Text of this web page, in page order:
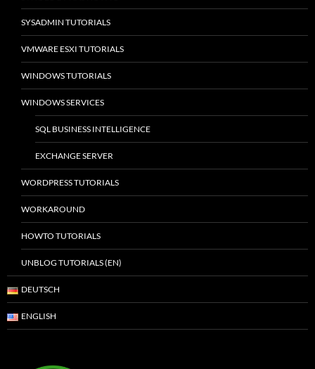
SYSADMIN TUTORIALS
VMWARE ESXI TUTORIALS
WINDOWS TUTORIALS
WINDOWS SERVICES
SQL BUSINESS INTELLIGENCE
EXCHANGE SERVER
WORDPRESS TUTORIALS
WORKAROUND
HOWTO TUTORIALS
UNBLOG TUTORIALS (EN)
DEUTSCH
ENGLISH